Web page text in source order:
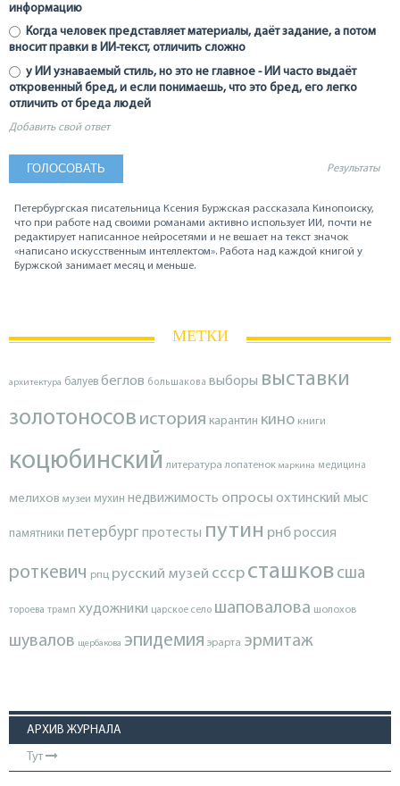
информацию
Когда человек представляет материалы, даёт задание, а потом
вносит правки в ИИ-текст, отличить сложно
у ИИ узнаваемый стиль, но это не главное - ИИ часто выдаёт
откровенный бред, и если понимаешь, что это бред, его легко
отличить от бреда людей
Добавить свой ответ
Результаты
Петербургская писательница Ксения Буржская рассказала Кинопоиску,
что при работе над своими романами активно использует ИИ, почти не
редактирует написанное нейросетями и не вешает на текст значок
«написано искусственным интеллектом». Работа над каждой книгой у
Буржской занимает месяц и меньше.
МЕТКИ
архитектура балуев беглов большакова выборы выставки
золотоносов история карантин кино книги
коцюбинский литература лопатенок маркина медицина
мелихов музеи мухин недвижимость опросы охтинский мыс
памятники петербургпротесты путин рнброссия
роткевич рпц русский музей ссср сташков сша
тороева трамп художники царское село шаповалова шолохов
шувалов щербакова эпидемия эрарта эрмитаж
АРХИВ ЖУРНАЛА
Тут